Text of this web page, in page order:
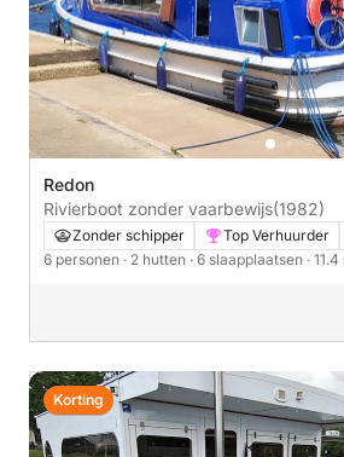
Redon
Rivierboot zonder vaarbewijs(1982)
Zonder schipper Top Verhuurder
6 personen · 2 hutten · 6 slaapplaatsen ·
Korting